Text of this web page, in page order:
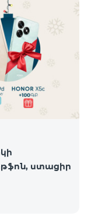
ստացիր